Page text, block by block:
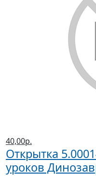
40,00р.
Открытка
уроков